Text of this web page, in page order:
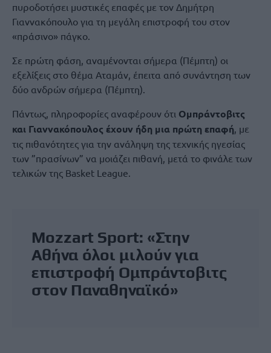
πυροδοτήσει μυστικές επαφές με τον Δημήτρη
Γιαννακόπουλο για τη μεγάλη επιστροφή του στον
«πράσινο» πάγκο.
Σε πρώτη φάση, αναμένονται σήμερα (Πέμπτη) οι
εξελίξεις στο θέμα Αταμάν, έπειτα από συνάντηση των
δύο ανδρών σήμερα (Πέμπτη).
Πάντως, πληροφορίες αναφέρουν ότι Ομπράντοβιτς
και Γιαννακόπουλος έχουν ήδη μια πρώτη επαφή, με
τις πιθανότητες για την ανάληψη της τεχνικής ηγεσίας
των ”πρασίνων” να μοιάζει πιθανή, μετά το φινάλε των
τελικών της Basket League.
Mozzart Sport: «Στην
Αθήνα όλοι μιλούν για
επιστροφή Ομπράντοβιτς
στον Παναθηναϊκό»